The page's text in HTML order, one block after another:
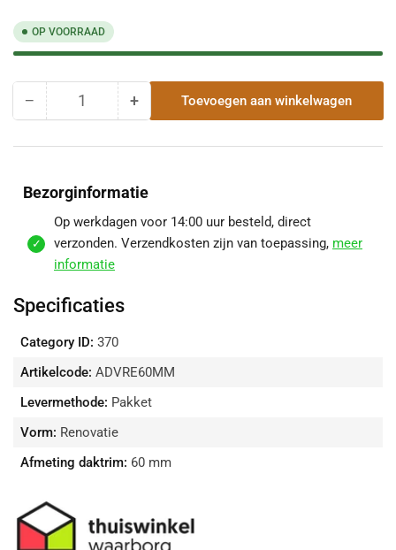
OP VOORRAAD
− Hoeveelheid
Daktrim
Renovatie
|
mm
|
Verbindingsstuk
verlagen
Hoeveelheid +Hoeveelheid
Daktrim
Renovatie
|
60
mm
Toevoegen aan winkelwagen
Bezorginformatie
Op werkdagen voor 14:00 uur besteld, direct
verzonden. Verzendkosten zijn van toepassing, meer
informatie
Specificaties
Category ID: 370
Artikelcode: ADVRE60MM
Levermethode: Pakket
Vorm: Renovatie
Afmeting daktrim: 60 mm